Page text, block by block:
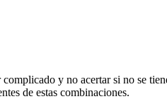
y no acertar si no se
de estas combinaciones.